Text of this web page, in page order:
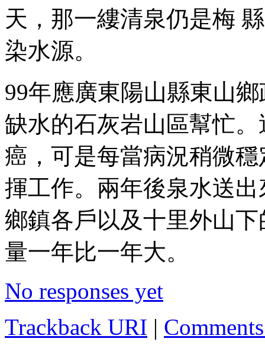
天，那一縷清泉仍是梅
染水源。
99年應廣東陽山縣東山
缺水的石灰岩山區幫忙
癌，可是每當病況稍微
揮工作。兩年後泉水送
鄉鎮各戶以及十里外山
量一年比一年大。
No responses yet
Trackback URI |